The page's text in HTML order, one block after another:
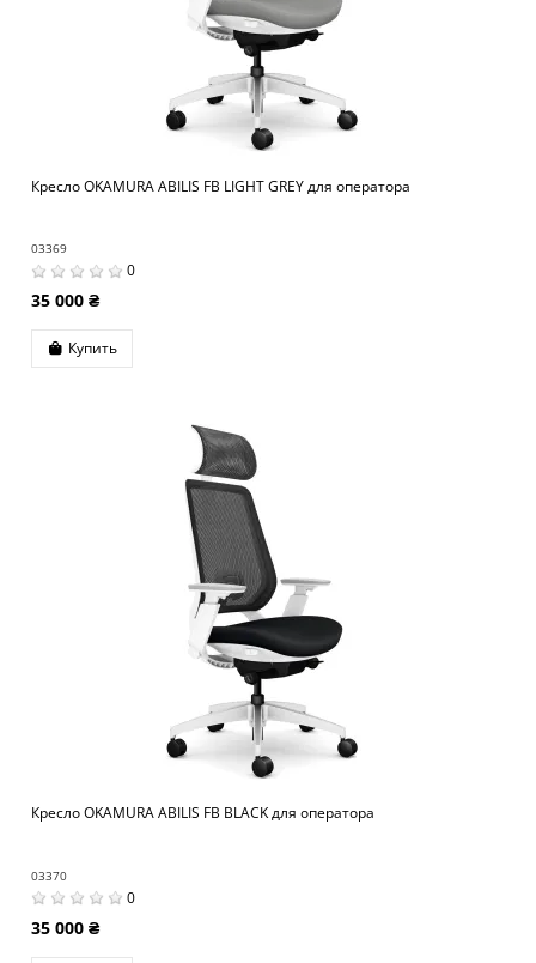
Кресло OKAMURA ABILIS FB LIGHT GREY для оператора
03369
0
35 000 ₴
Купить
Кресло OKAMURA ABILIS FB BLACK для оператора
03370
0
35 000 ₴